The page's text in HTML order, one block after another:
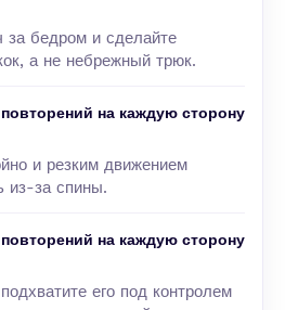
за бедром и сделайте
а не небрежный трюк.
на каждую сторону
и резким движением
из-за спины.
на каждую сторону
его под контролем